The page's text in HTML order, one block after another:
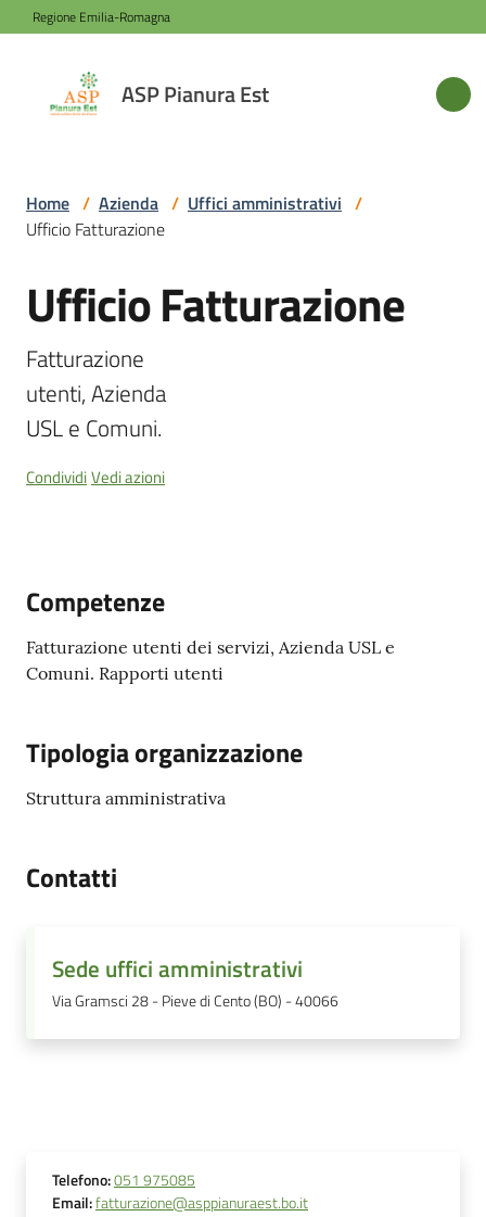
Vai al contenuto
Vai alla navigazione
Vai al footer
Regione Emilia-Romagna
ASP Pianura Est
ASP
Pianura
Azienda
Novità
Servizi
Sede
e
Sostenere
Home / Azienda / Uffici amministrativi /
Ufficio Fatturazione
Salta al contenuto
Ufficio Fatturazione
Fatturazione
utenti, Azienda
CondividiVedi azioni
Competenze
Fatturazione utenti dei servizi, Azienda USL e
Comuni. Rapporti utenti
Tipologia organizzazione
Struttura amministrativa
Contatti
Sede uffici amministrativi
Via Gramsci 28 - Pieve di Cento (BO) - 40066
Telefono:051 975085
Email:fatturazione@asppianuraest.bo.it